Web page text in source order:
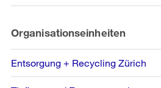
Organisationseinheiten
Entsorgung + Recycling Zürich